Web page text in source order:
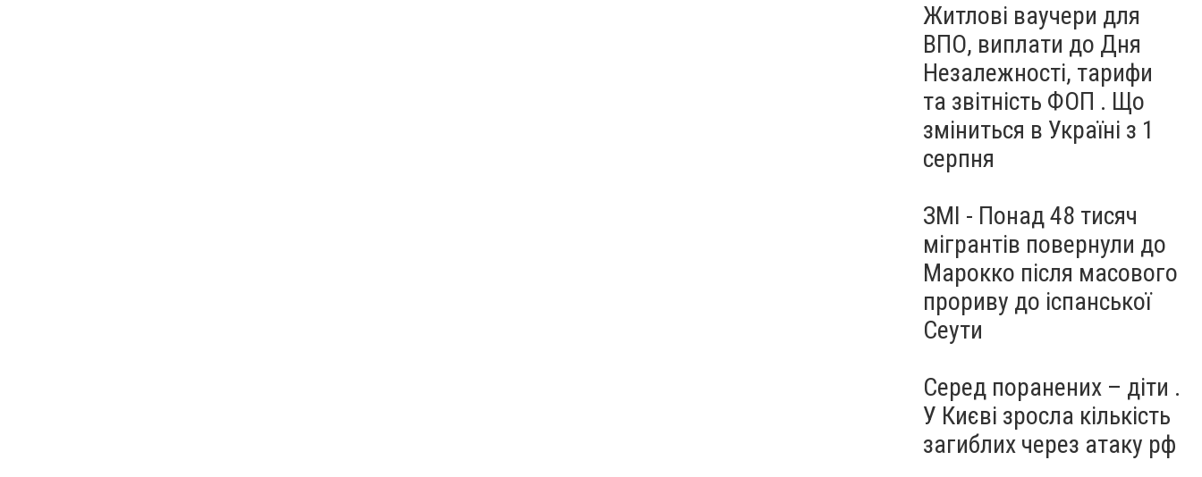
Житлові ваучери для
ВПО, виплати до Дня
Незалежності, тарифи
та звітність ФОП . Що
зміниться в Україні з 1
серпня
ЗМІ - Понад 48 тисяч
мігрантів повернули до
Марокко після масового
прориву до іспанської
Сеути
Серед поранених – діти .
У Києві зросла кількість
загиблих через атаку рф